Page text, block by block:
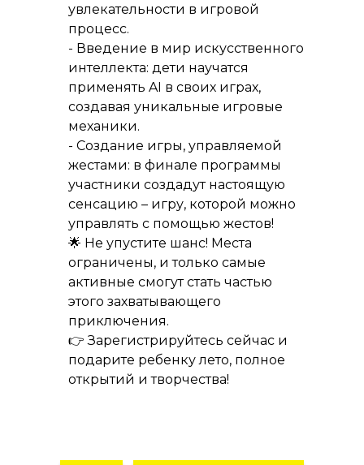
увлекательности в игровой
процесс.
- Введение в мир искусственного
интеллекта: дети научатся
применять AI в своих играх,
создавая уникальные игровые
механики.
- Создание игры, управляемой
жестами: в финале программы
участники создадут настоящую
сенсацию – игру, которой можно
управлять с помощью жестов!
🌟 Не упустите шанс! Места
ограничены, и только самые
активные смогут стать частью
этого захватывающего
приключения.
👉 Зарегистрируйтесь сейчас и
подарите ребенку лето, полное
открытий и творчества!